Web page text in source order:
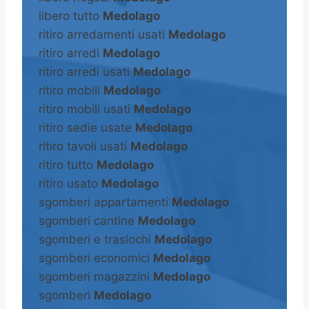
libero tutto Medolago
ritiro arredamenti usati Medolago
ritiro arredi Medolago
ritiro arredi usati Medolago
ritiro mobili Medolago
ritiro mobili usati Medolago
ritiro sedie usate Medolago
ritiro tavoli usati Medolago
ritiro tutto Medolago
ritiro usato Medolago
sgomberi appartamenti Medolago
sgomberi cantine Medolago
sgomberi e traslochi Medolago
sgomberi economici Medolago
sgomberi magazzini Medolago
sgomberi Medolago